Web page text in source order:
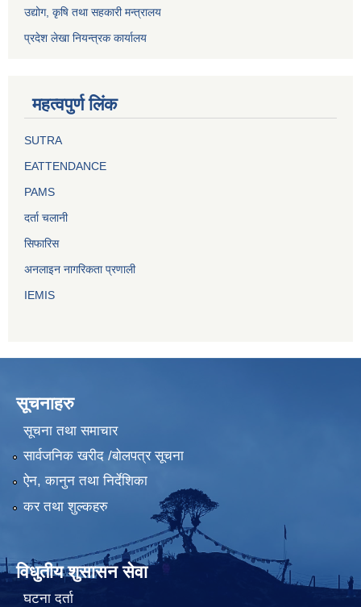
उद्योग, कृषि तथा सहकारी मन्त्रालय
प्रदेश लेखा नियन्त्रक कार्यालय
महत्वपुर्ण लिंक
SUTRA
EATTENDANCE
PAMS
दर्ता चलानी
सिफारिस
अनलाइन नागरिकता प्रणाली
IEMIS
सूचनाहरु
सूचना तथा समाचार
सार्वजनिक खरीद /बोलपत्र सूचना
ऐन, कानुन तथा निर्देशिका
कर तथा शुल्कहरु
विधुतीय शुसासन सेवा
घटना दर्ता